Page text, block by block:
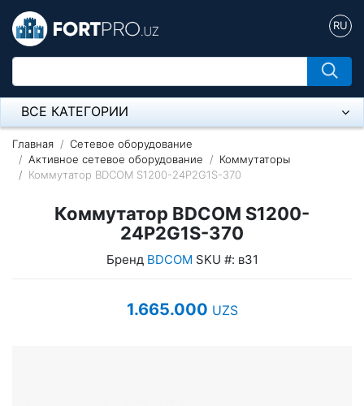
RU
ВСЕ КАТЕГОРИИ
Микрофон
Напольные розетки
Оборудование Mikrotik
Модемы ADSL, Wan/Lan Роутеры, Wi-Fi
Главная
Сетевое оборудование
Активное сетевое оборудование
Коммутаторы
Коммутатор BDCOM S1200-24P2G1S-370
Коммутатор BDCOM S1200-
24P2G1S-370
Бренд BDCOM SKU #: в31
1.665.000 UZS